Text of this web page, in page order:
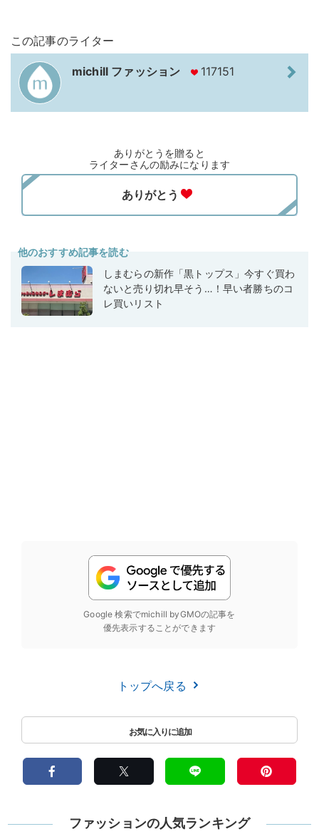
この記事のライター
michill ファッション 117151
ありがとうを贈ると
ライターさんの励みになります
他のおすすめ記事を読む
しまむらの新作「黒トップス」今すぐ買わ
ないと売り切れ早そう…！早い者勝ちのコ
レ買いリスト
Google 検索でmichill byGMOの記事を
優先表示することができます
トップへ戻る
ファッションの人気ランキング